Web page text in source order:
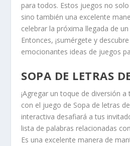
para todos. Estos juegos no
sino también una excelente
celebrar la próxima llegada de
Entonces, ¡sumérgete y
emocionantes ideas de juegos
SOPA DE LETRAS
¡Agregar un toque de diversión
con el juego de Sopa de letras
interactiva desafiará a tus
lista de palabras relacionadas
Es una excelente manera de